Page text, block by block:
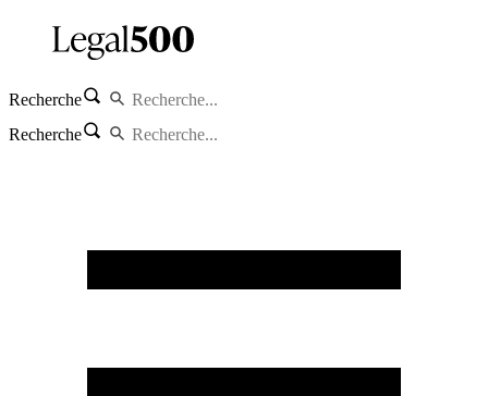
Recherche
Recherche